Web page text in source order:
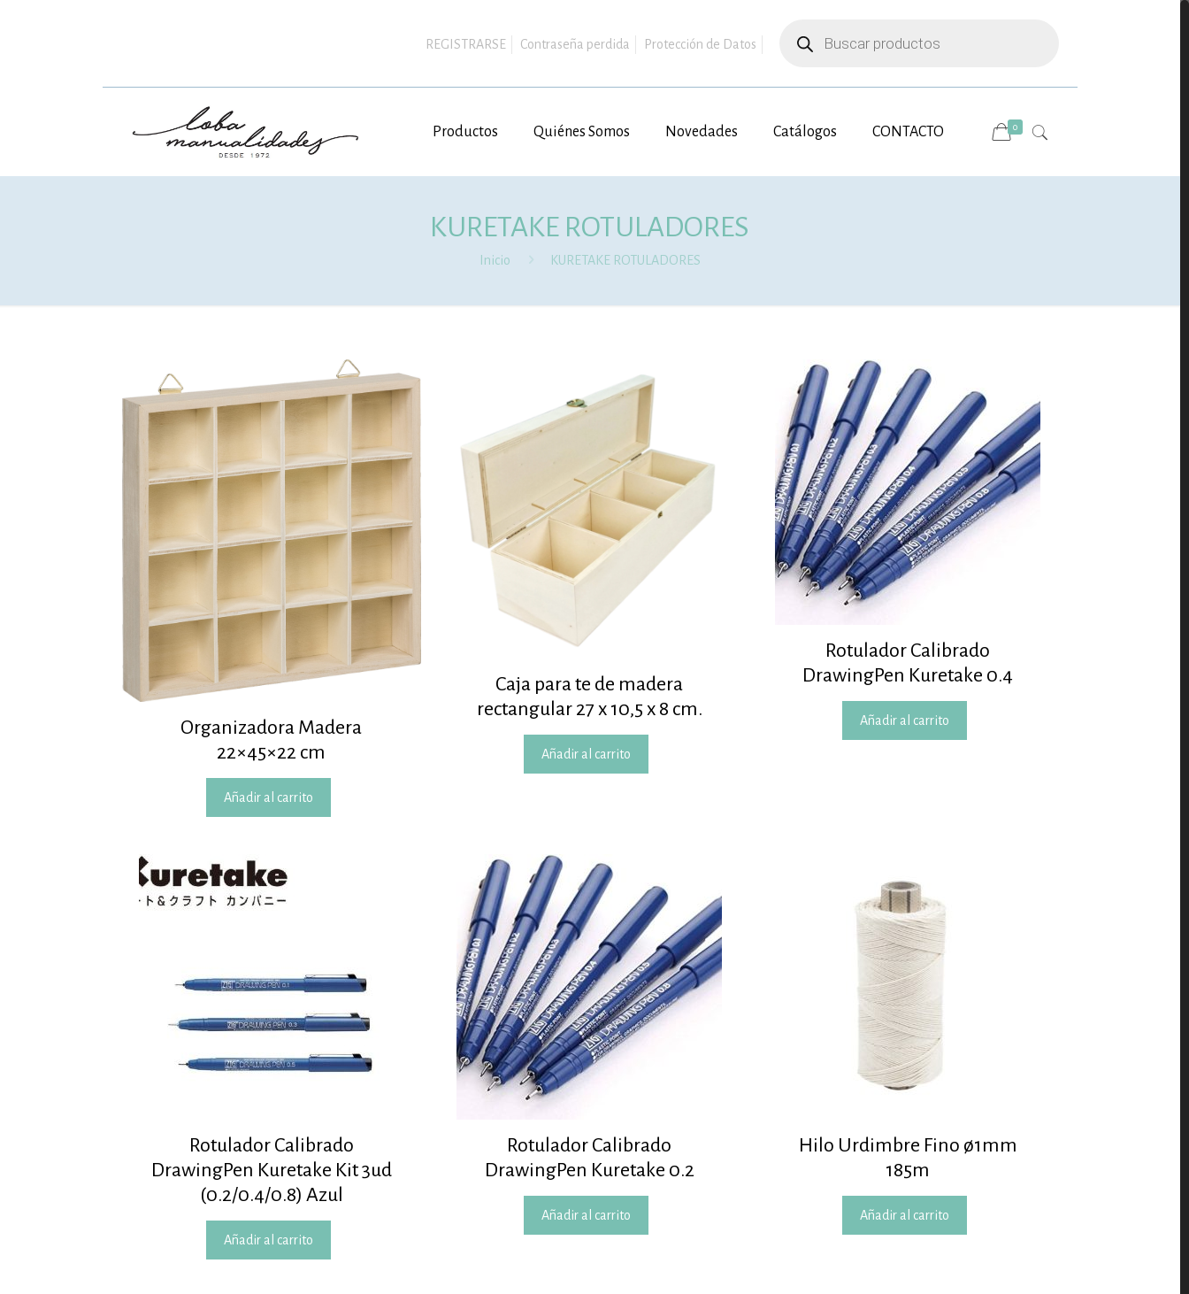
REGISTRARSE Contraseña perdida Protección de Datos
productos
Productos Quiénes Somos Novedades Catálogos CONTACTO 0
KURETAKE ROTULADORES
Inicio KURETAKE ROTULADORES
Organizadora Madera
22×45×22 cm
Añadir al carrito
Caja para te de madera
rectangular 27 x 10,5 x 8 cm.
Añadir al carrito
Rotulador Calibrado
DrawingPen Kuretake 0.4
Añadir al carrito
Rotulador Calibrado
DrawingPen Kuretake Kit 3ud
(0.2/0.4/0.8) Azul
Añadir al carrito
Rotulador Calibrado
DrawingPen Kuretake 0.2
Añadir al carrito
Hilo Urdimbre Fino ø1mm
185m
Añadir al carrito